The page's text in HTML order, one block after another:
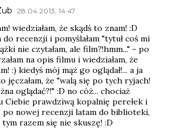
28.04.2013, 14:47
wiedziałam, że skądś to znam! :D
do recenzji i pomyślałam "tytuł coś mi
nie czytałam, ale film?!hmm..." - po
na opis filmu i wiedziałam, że
:) kiedyś mój mąż go oglądał!... a ja
jęczałam, że "walą się po tych ryjach!
oglądać?!" :D no cóż... chociaż
Ciebie prawdziwą kopalnię perełek i
po nowej recenzji latam do biblioteki,
razem się nie skuszę! :D